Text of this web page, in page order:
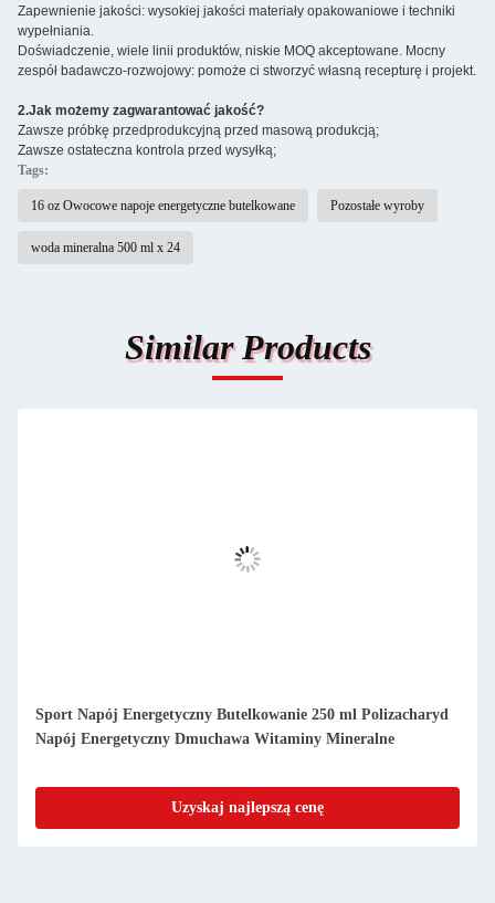
Zapewnienie jakości: wysokiej jakości materiały opakowaniowe i techniki
wypełniania.
Doświadczenie, wiele linii produktów, niskie MOQ akceptowane. Mocny
zespół badawczo-rozwojowy: pomoże ci stworzyć własną recepturę i projekt.
2.Jak możemy zagwarantować jakość?
Zawsze próbkę przedprodukcyjną przed masową produkcją;
Zawsze ostateczna kontrola przed wysyłką;
Tags:
16 oz Owocowe napoje energetyczne butelkowane Pozostałe wyroby
woda mineralna 500 ml x 24
Similar Products
Sport Napój Energetyczny Butelkowanie 250 ml Polizacharyd
Napój Energetyczny Dmuchawa Witaminy Mineralne
Uzyskaj najlepszą cenę